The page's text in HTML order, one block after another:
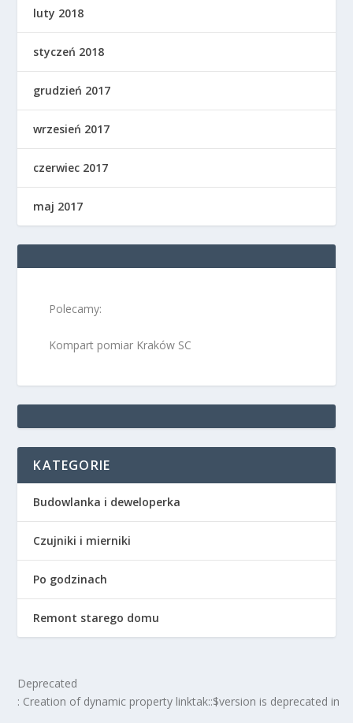
luty 2018
styczeń 2018
grudzień 2017
wrzesień 2017
czerwiec 2017
maj 2017
Polecamy:
Kompart pomiar Kraków SC
KATEGORIE
Budowlanka i deweloperka
Czujniki i mierniki
Po godzinach
Remont starego domu
Deprecated
: Creation of dynamic property linktak::$version is deprecated in